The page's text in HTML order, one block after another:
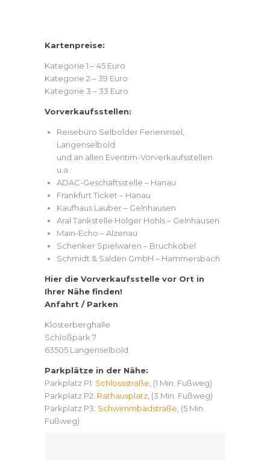
Kartenpreise:
Kategorie 1 – 45 Euro
Kategorie 2 – 39 Euro
Kategorie 3 – 33 Euro
Vorverkaufsstellen:
Reisebüro Selbolder Ferieninsel,
Langenselbold
und an allen Eventim-Vorverkaufsstellen
u.a.:
ADAC-Geschäftsstelle – Hanau
Frankfurt Ticket – Hanau
Kaufhaus Lauber – Gelnhausen
Aral Tankstelle Holger Hohls – Gelnhausen
Main-Echo – Alzenau
Schenker Spielwaren – Bruchköbel
Schmidt & Salden GmbH – Hammersbach
Hier die Vorverkaufsstelle vor Ort in
Ihrer Nähe finden!
Anfahrt / Parken
Klosterberghalle
Schloßpark 7
63505 Langenselbold
Parkplätze in der Nähe:
Parkplatz P1: Schlossstraße, (1 Min. Fußweg)
Parkplatz P2: Rathausplatz, (3 Min. Fußweg)
Parkplatz P3: Schwimmbadstraße, (5 Min.
Fußweg)